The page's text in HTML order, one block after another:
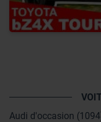
Audi d'occasion